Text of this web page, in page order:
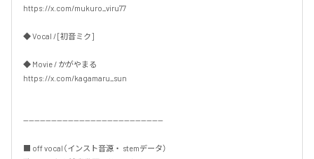
https://x.com/mukuro_viru77
◆ Vocal / [初音ミク]
◆ Movie / かがやまる
https://x.com/kagamaru_sun
--------------------------------------------------
■ off vocal（インスト音源・ stemデータ）